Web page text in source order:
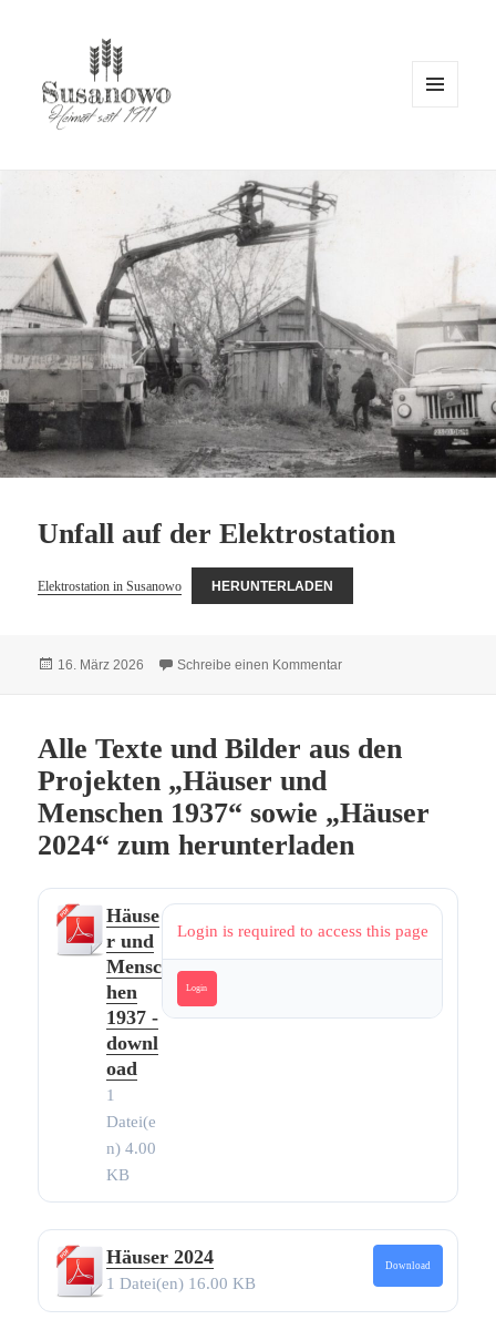
Unfall auf der Elektrostation
Elektrostation in Susanowo HERUNTERLADEN
Veröffentlicht
16. März 2026 Schreibe einen Kommentarzu Unfall auf der
Alle Texte und Bilder aus den
Projekten „Häuser und
Menschen 1937“ sowie „Häuser
2024“ zum herunterladen
Häuse
r und
Mensc
hen
1937 -
downl
oad
1
Datei(e
n) 4.00
KB
Login is required to access this page
Login
Häuser 2024
1 Datei(en) 16.00 KB
Download